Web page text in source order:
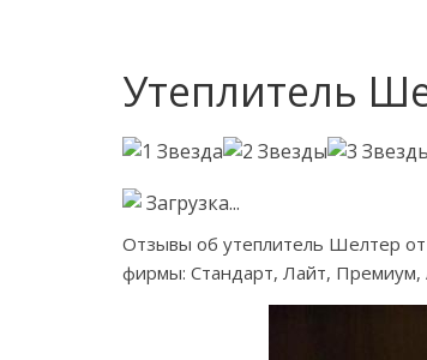
Утеплитель
Загрузка...
Отзывы об утеплитель Шелтер от
фирмы: Стандарт, Лайт, Премиум,